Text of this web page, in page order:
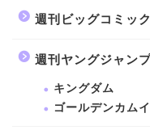
週刊ビッグコミッ
週刊ヤングジャン
キングダム
ゴールデンカムイ